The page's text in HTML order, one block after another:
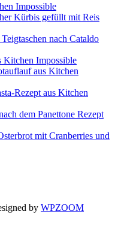
Impossible
Kürbis gefüllt mit Reis
nach Cataldo
Kitchen Impossible
aus Kitchen
Rezept aus Kitchen
dem Panettone Rezept
mit Cranberries und
by WPZOOM